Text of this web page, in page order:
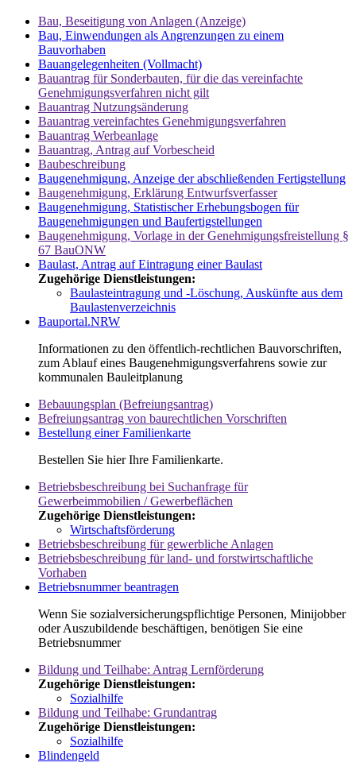
Bau, Beseitigung von Anlagen (Anzeige)
Bau, Einwendungen als Angrenzungen zu einem
Bauvorhaben
Bauangelegenheiten (Vollmacht)
Bauantrag für Sonderbauten, für die das vereinfachte
Genehmigungsverfahren nicht gilt
Bauantrag Nutzungsänderung
Bauantrag vereinfachtes Genehmigungsverfahren
Bauantrag Werbeanlage
Bauantrag, Antrag auf Vorbescheid
Baubeschreibung
Baugenehmigung, Anzeige der abschließenden Fertigstellung
Baugenehmigung, Erklärung Entwurfsverfasser
Baugenehmigung, Statistischer Erhebungsbogen für
Baugenehmigungen und Baufertigstellungen
Baugenehmigung, Vorlage in der Genehmigungsfreistellung §
67 BauONW
Baulast, Antrag auf Eintragung einer Baulast
Zugehörige Dienstleistungen:
Baulasteintragung und -Löschung, Auskünfte aus dem
Baulastenverzeichnis
Bauportal.NRW
Informationen zu den öffentlich-rechtlichen Bauvorschriften,
zum Ablauf eines Baugenehmigungsverfahrens sowie zur
kommunalen Bauleitplanung
Bebauungsplan (Befreiungsantrag)
Befreiungsantrag von baurechtlichen Vorschriften
Bestellung einer Familienkarte
Bestellen Sie hier Ihre Familienkarte.
Betriebsbeschreibung bei Suchanfrage für
Gewerbeimmobilien / Gewerbeflächen
Zugehörige Dienstleistungen:
Wirtschaftsförderung
Betriebsbeschreibung für gewerbliche Anlagen
Betriebsbeschreibung für land- und forstwirtschaftliche
Vorhaben
Betriebsnummer beantragen
Wenn Sie sozialversicherungspflichtige Personen, Minijobber
oder Auszubildende beschäftigen, benötigen Sie eine
Betriebsnummer
Bildung und Teilhabe: Antrag Lernförderung
Zugehörige Dienstleistungen:
Sozialhilfe
Bildung und Teilhabe: Grundantrag
Zugehörige Dienstleistungen:
Sozialhilfe
Blindengeld